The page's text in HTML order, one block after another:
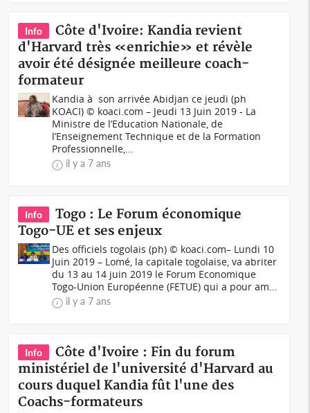
Info
Côte d'Ivoire: Kandia revient
d'Harvard très «enrichie» et révèle
avoir été désignée meilleure coach-
formateur
Kandia à son arrivée Abidjan ce jeudi (ph
KOACI) © koaci.com – Jeudi 13 Juin 2019 - La
Ministre de l’Education Nationale, de
l’Enseignement Technique et de la Formation
Professionnelle,...
il y a 7 ans
Info
Togo : Le Forum économique
Togo-UE et ses enjeux
Des officiels togolais (ph) © koaci.com– Lundi 10
Juin 2019 – Lomé, la capitale togolaise, va abriter
du 13 au 14 juin 2019 le Forum Economique
Togo-Union Européenne (FETUE) qui a pour am...
il y a 7 ans
Info
Côte d'Ivoire : Fin du forum
ministériel de l'université d'Harvard au
cours duquel Kandia fût l'une des
Coachs-formateurs